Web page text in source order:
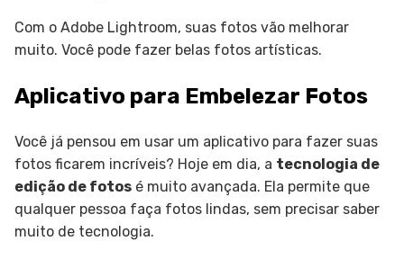
Com o Adobe Lightroom, suas fotos vão melhorar
muito. Você pode fazer belas fotos artísticas.
Aplicativo para Embelezar Fotos
Você já pensou em usar um aplicativo para fazer suas
fotos ficarem incríveis? Hoje em dia, a tecnologia de
edição de fotos é muito avançada. Ela permite que
qualquer pessoa faça fotos lindas, sem precisar saber
muito de tecnologia.